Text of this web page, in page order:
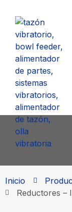
Inicio
Reductores –